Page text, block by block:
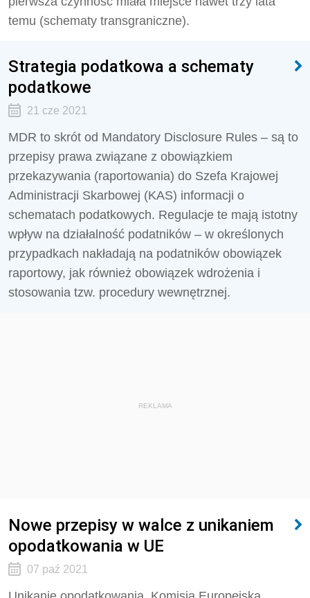
temu (schematy transgraniczne).
Strategia podatkowa a schematy
podatkowe
21 cze 2021
MDR to skrót od Mandatory Disclosure Rules – są to
przepisy prawa związane z obowiązkiem
przekazywania (raportowania) do Szefa Krajowej
Administracji Skarbowej (KAS) informacji o
schematach podatkowych. Regulacje te mają istotny
wpływ na działalność podatników – w określonych
przypadkach nakładają na podatników obowiązek
raportowy, jak również obowiązek wdrożenia i
stosowania tzw. procedury wewnętrznej.
REKLAMA
Nowe przepisy w walce z unikaniem
opodatkowania w UE
07 paź 2021